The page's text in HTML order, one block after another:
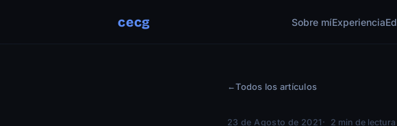
cecg Sobre míExperiencia
←Todos los artículos
23 de Agosto de 2021 2 min de lectura